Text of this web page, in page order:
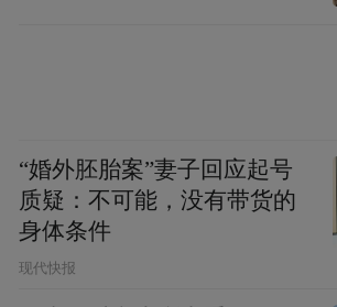
“婚外胚胎案”妻子回应起号
质疑：不可能，没有带货的
身体条件
现代快报